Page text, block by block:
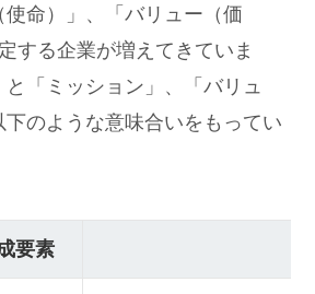
使命）」、「バリュー（価
する企業が増えてきていま
「ミッション」、「バリュ
のような意味合いをもってい
要素